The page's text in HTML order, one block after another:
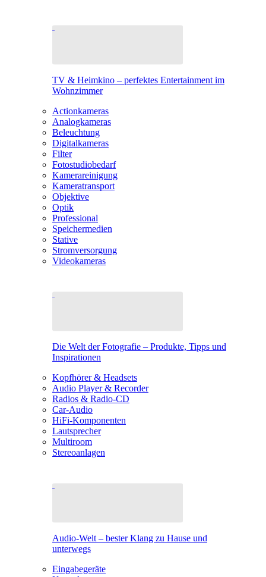
TV & Heimkino – perfektes Entertainment im
Wohnzimmer
Actionkameras
Analogkameras
Beleuchtung
Digitalkameras
Filter
Fotostudiobedarf
Kamerareinigung
Kameratransport
Objektive
Optik
Professional
Speichermedien
Stative
Stromversorgung
Videokameras
Die Welt der Fotografie – Produkte, Tipps und
Inspirationen
Kopfhörer & Headsets
Audio Player & Recorder
Radios & Radio-CD
Car-Audio
HiFi-Komponenten
Lautsprecher
Multiroom
Stereoanlagen
Audio-Welt – bester Klang zu Hause und
unterwegs
Eingabegeräte